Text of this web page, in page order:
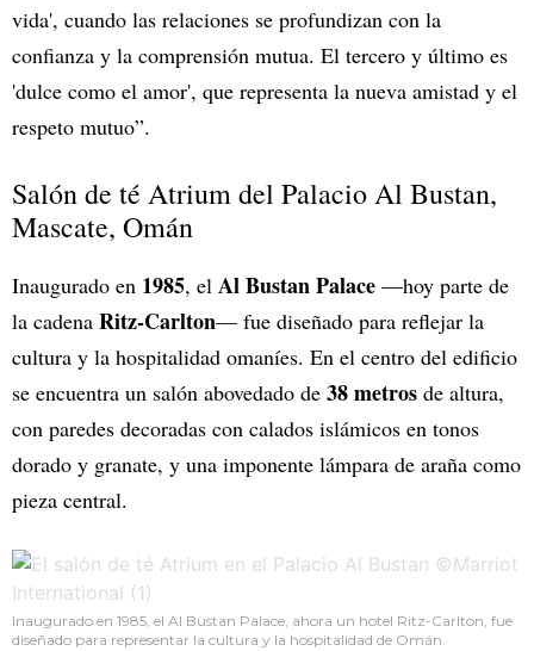
vida', cuando las relaciones se profundizan con la
confianza y la comprensión mutua. El tercero y último es
'dulce como el amor', que representa la nueva amistad y el
respeto mutuo”.
Salón de té Atrium del Palacio Al Bustan,
Mascate, Omán
Inaugurado en 1985, el Al Bustan Palace —hoy parte de
la cadena Ritz-Carlton— fue diseñado para reflejar la
cultura y la hospitalidad omaníes. En el centro del edificio
se encuentra un salón abovedado de 38 metros de altura,
con paredes decoradas con calados islámicos en tonos
dorado y granate, y una imponente lámpara de araña como
pieza central.
Inaugurado en 1985, el Al Bustan Palace, ahora un hotel Ritz-Carlton, fue
diseñado para representar la cultura y la hospitalidad de Omán.